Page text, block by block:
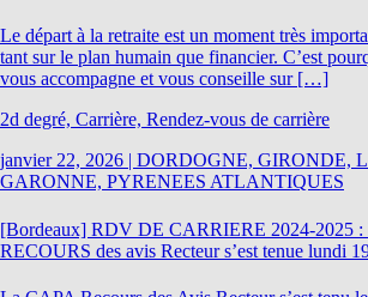
Le départ à la retraite est un moment très
tant sur le plan humain que financier. C’est
vous accompagne et vous conseille sur […]
2d degré, Carrière, Rendez-vous de carrière
janvier 22, 2026 | DORDOGNE, GIRONDE,
GARONNE, PYRENEES ATLANTIQUES
[Bordeaux] RDV DE CARRIERE 2024-2025 :
RECOURS des avis Recteur s’est tenue lundi